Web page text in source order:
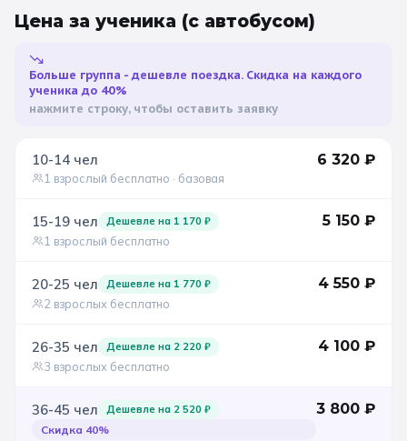
Золотое кольцо
Цена за ученика (с автобусом)
Больше группа - дешевле поездка. Скидка на каждого
ученика до 40%
нажмите строку, чтобы оставить заявку
10-14 чел
1 взрослый бесплатно · базовая
6 320 ₽
15-19 чел Дешевле на 1 170 ₽
1 взрослый бесплатно
5 150 ₽
20-25 чел Дешевле на 1 770 ₽
2 взрослых бесплатно
4 550 ₽
26-35 чел Дешевле на 2 220 ₽
3 взрослых бесплатно
4 100 ₽
36-45 чел
Скидка 40%
Дешевле на 2 520 ₽ 3 800 ₽